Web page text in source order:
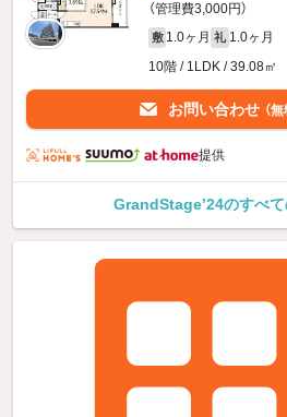
（管理費3,000円）
敷 1.0ヶ月 礼 1.0ヶ月
10階 / 1LDK / 39.08㎡
お問い合わせ （無
提供
GrandStage’24のすべ